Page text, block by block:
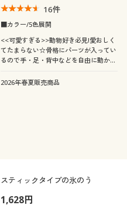
16件
■カラー/5色展開
<<可愛すぎる>>動物好き必見!愛おしく
てたまらない☆骨格にパーツが入ってい
るので手・足・背中などを自由に動かせ
2026年春夏販売商品
スティックタイプの氷のう
1,628円